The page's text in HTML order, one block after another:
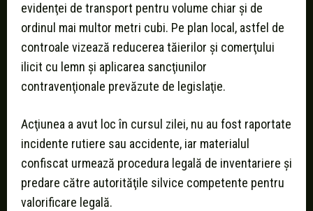
evidenţei de transport pentru volume chiar şi de
ordinul mai multor metri cubi. Pe plan local, astfel de
controale vizează reducerea tăierilor şi comerţului
ilicit cu lemn şi aplicarea sancţiunilor
contravenţionale prevăzute de legislaţie.
Acţiunea a avut loc în cursul zilei, nu au fost raportate
incidente rutiere sau accidente, iar materialul
confiscat urmează procedura legală de inventariere şi
predare către autorităţile silvice competente pentru
valorificare legală.